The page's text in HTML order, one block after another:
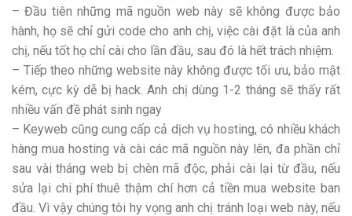
– Đầu tiên những mã nguồn web này sẽ không được bảo
hành, họ sẽ chỉ gửi code cho anh chị, việc cài đặt là của anh
chị, nếu tốt họ chỉ cài cho lần đầu, sau đó là hết trách nhiệm.
– Tiếp theo những website này không được tối ưu, bảo mật
kém, cực kỳ dễ bị hack. Anh chị dùng 1-2 tháng sẽ thấy rất
nhiều vấn đề phát sinh ngay
– Keyweb cũng cung cấp cả dịch vụ hosting, có nhiều khách
hàng mua hosting và cài các mã nguồn này lên, đa phần chỉ
sau vài tháng web bị chèn mã độc, phải cài lại từ đầu, nếu
sửa lại chi phí thuê thậm chí hơn cả tiền mua website ban
đầu. Vì vậy chúng tôi hy vọng anh chị tránh loại web này, nếu